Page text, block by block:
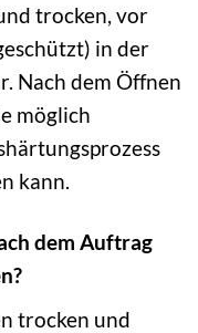
trocken, vor
in der
Nach dem Öffnen
möglich
kann.
dem Auftrag
trocken und